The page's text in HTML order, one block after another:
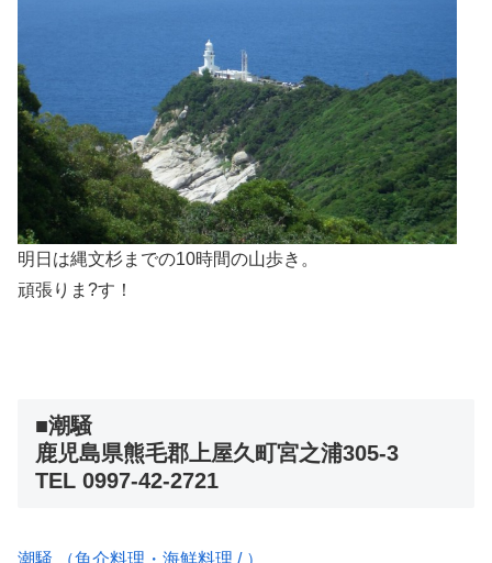
明日は縄文杉までの10時間の山歩き。
頑張りま?す！
■潮騒
鹿児島県熊毛郡上屋久町宮之浦305-3
TEL 0997-42-2721
潮騒 （魚介料理・海鮮料理 / ）